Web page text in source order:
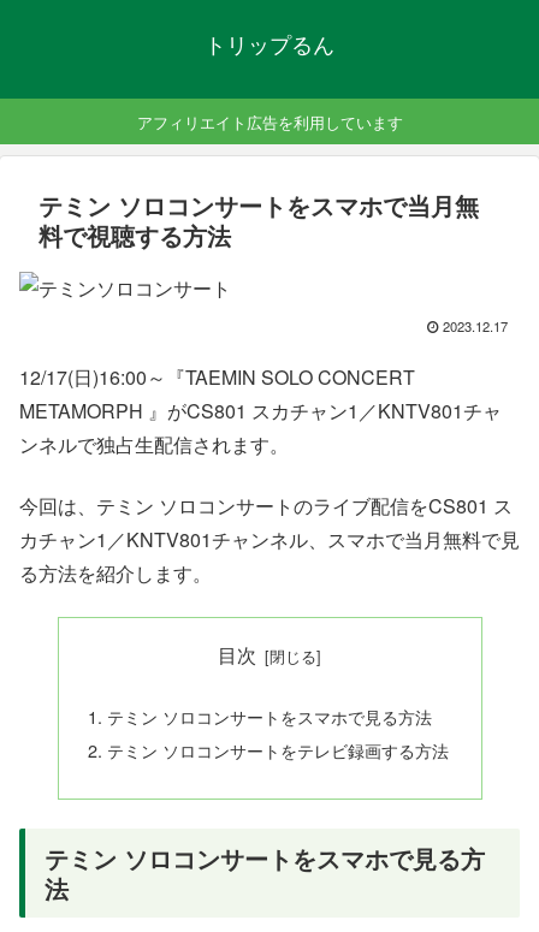
トリップるん
アフィリエイト広告を利用しています
テミン ソロコンサートをスマホで当月無
料で視聴する方法
2023.12.17
12/17(日)16:00～『TAEMIN SOLO CONCERT
METAMORPH 』がCS801 スカチャン1／KNTV801チャ
ンネルで独占生配信されます。
今回は、テミン ソロコンサートのライブ配信をCS801 ス
カチャン1／KNTV801チャンネル、スマホで当月無料で見
る方法を紹介します。
目次
テミン ソロコンサートをスマホで見る方法
テミン ソロコンサートをテレビ録画する方法
テミン ソロコンサートをスマホで見る方
法